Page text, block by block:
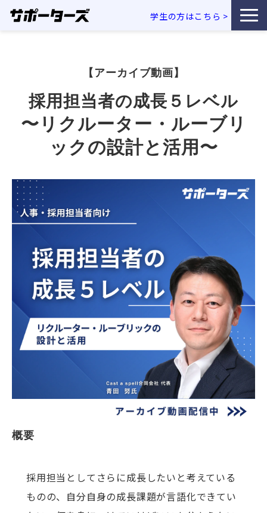
学生の方はこちら >
利用企業事例
お役立ち資料
エンジニア採用コラム
セミナー・イベント
【アーカイブ動画】
採用担当者の成長５レベル
〜リクルーター・ルーブリ
ックの設計と活用〜
概要
採用担当としてさらに成長したいと考えている
ものの、自分自身の成長課題が言語化できてい